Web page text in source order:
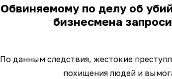
Обвиняемому по делу об
бизнесмена
По данным следствия, жестокие
похищения людей и